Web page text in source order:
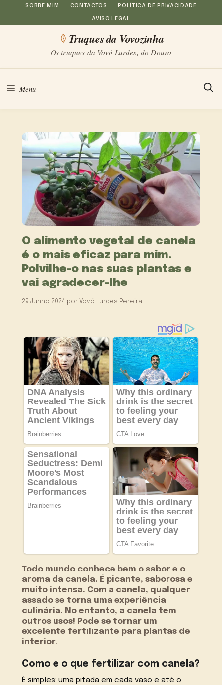
Saltar
para
conteúdo
SOBRE MIM CONTACTOS POLÍTICA DE PRIVACIDADE
AVISO LEGAL
Truques da Vovozinha
Os truques da Vovó Lurdes, do Douro
Menu
O alimento vegetal de canela
é o mais eficaz para mim.
Polvilhe-o nas suas plantas e
vai agradecer-lhe
29 Junho 2024 por Vovó Lurdes Pereira
Todo mundo conhece bem o sabor e o
aroma da canela. É picante, saborosa e
muito intensa. Com a canela, qualquer
assado se torna uma experiência
culinária. No entanto, a canela tem
outros usos! Pode se tornar um
excelente fertilizante para plantas de
interior.
Como e o que fertilizar com canela?
É simples: uma pitada em cada vaso e até o